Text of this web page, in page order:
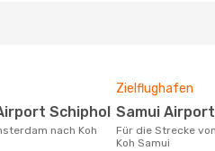
Schiphol
Zielflughafen
Samui Airport
Für die Strecke von Amsterdam nach
Koh Samui